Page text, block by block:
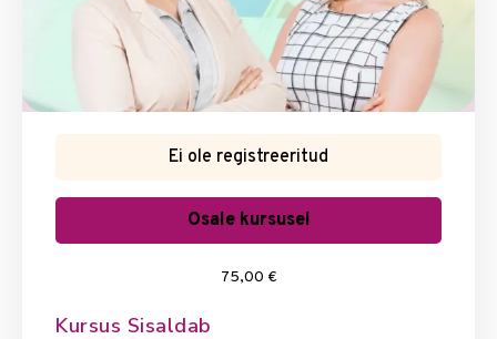
Ei ole registreeritud
Osale kursusel
75,00 €
Kursus Sisaldab